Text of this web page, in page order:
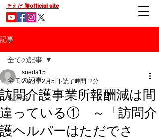
そえだ 勝official site
記事
全ての記事
勉強会
全ての記事
訪問介護事業所報酬減は間
違っている① ～「訪問介
護ヘルパーはただでさ
soeda15
2024年2月5日 読了時間: 2分